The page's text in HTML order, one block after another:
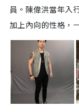
員。陳偉洪當年入
加上內向的性格，